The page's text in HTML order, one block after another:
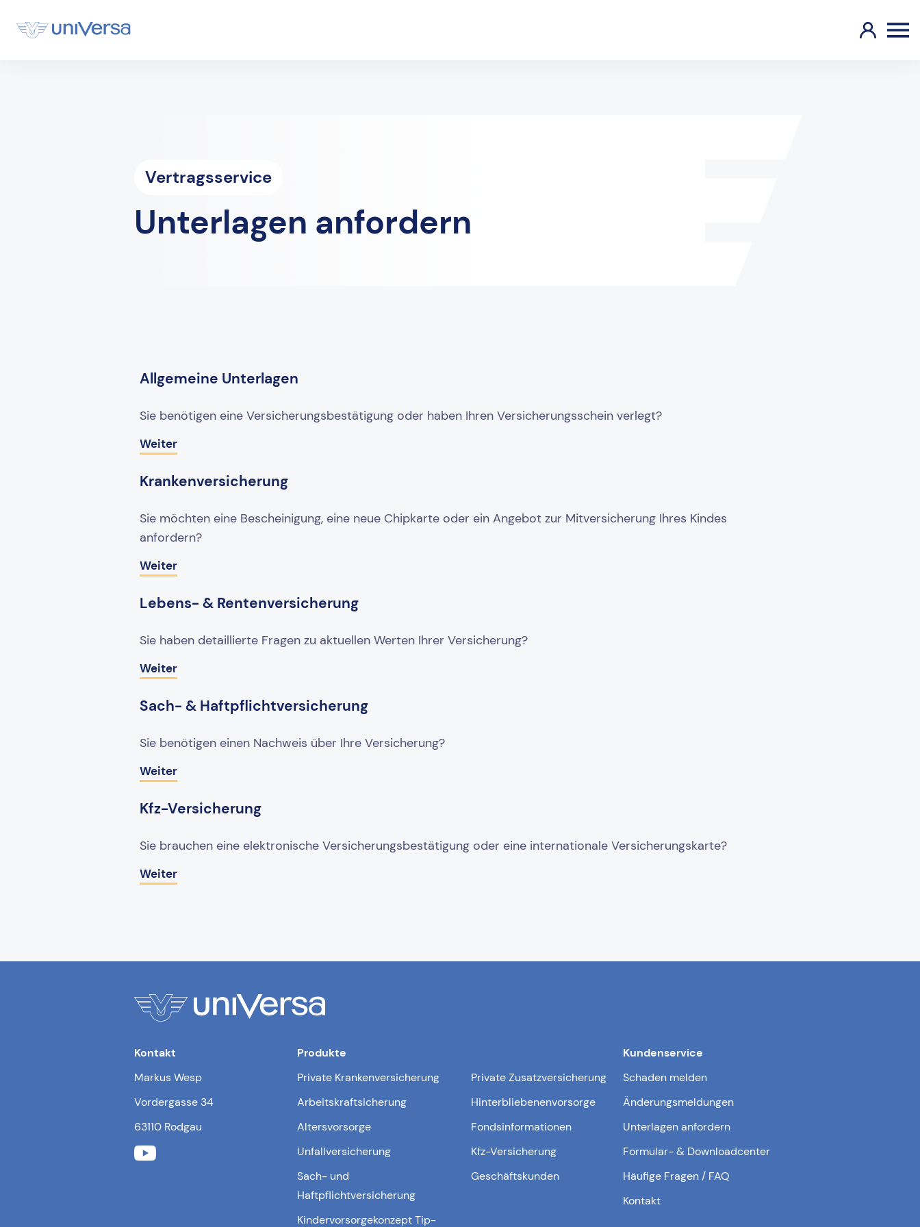
Vertragsservice
Unterlagen anfordern
Allgemeine Unterlagen
Sie benötigen eine Versicherungsbestätigung oder haben Ihren Versicherungsschein verlegt?
Weiter
Krankenversicherung
Sie möchten eine Bescheinigung, eine neue Chipkarte oder ein Angebot zur Mitversicherung Ihres Kindes
anfordern?
Weiter
Lebens- & Rentenversicherung
Sie haben detaillierte Fragen zu aktuellen Werten Ihrer Versicherung?
Weiter
Sach- & Haftpflichtversicherung
Sie benötigen einen Nachweis über Ihre Versicherung?
Weiter
Kfz-Versicherung
Sie brauchen eine elektronische Versicherungsbestätigung oder eine internationale Versicherungskarte?
Weiter
Kontakt
Markus Wesp
Vordergasse 34
63110 Rodgau
Produkte
Private Krankenversicherung
Private Zusatzversicherung
Arbeitskraftsicherung
Hinterbliebenenvorsorge
Altersvorsorge
Fondsinformationen
Unfallversicherung
Kfz-Versicherung
Sach- und
Haftpflichtversicherung
Geschäftskunden
Kindervorsorgekonzept Tip-
Kundenservice
Schaden melden
Änderungsmeldungen
Unterlagen anfordern
Formular- & Downloadcenter
Häufige Fragen / FAQ
Kontakt